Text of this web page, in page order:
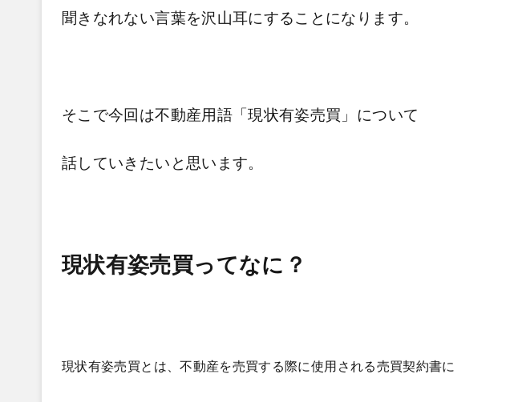
聞きなれない言葉を沢山耳にすることになります。
そこで今回は不動産用語「現状有姿売買」について
話していきたいと思います。
現状有姿売買ってなに？
現状有姿売買とは、不動産を売買する際に使用される売買契約書に